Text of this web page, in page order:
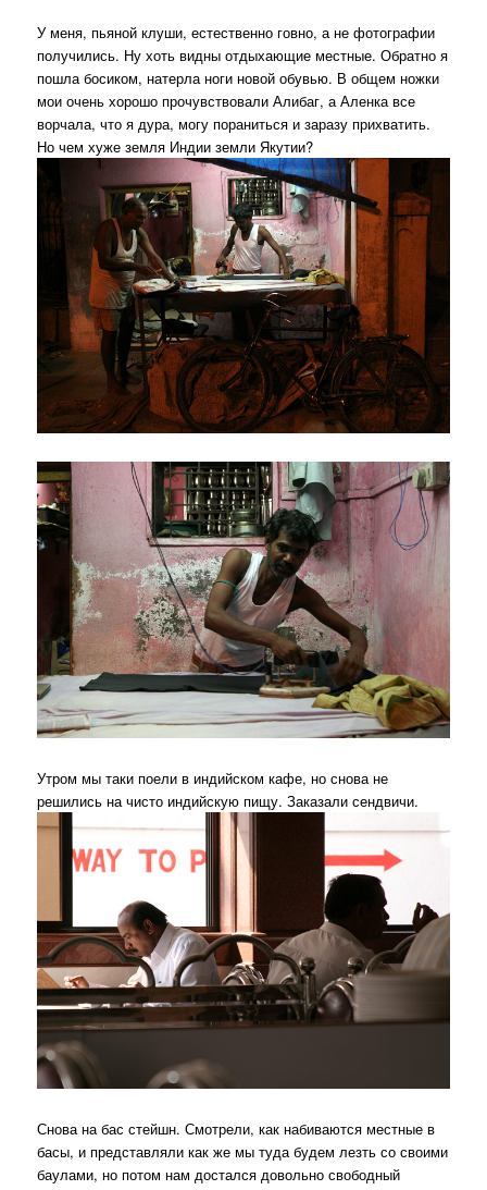
У меня, пьяной клуши, естественно говно, а не фотографии
получились. Ну хоть видны отдыхающие местные. Обратно я
пошла босиком, натерла ноги новой обувью. В общем ножки
мои очень хорошо прочувствовали Алибаг, а Аленка все
ворчала, что я дура, могу пораниться и заразу прихватить.
Но чем хуже земля Индии земли Якутии?
Утром мы таки поели в индийском кафе, но снова не
решились на чисто индийскую пищу. Заказали сендвичи.
Снова на бас стейшн. Смотрели, как набиваются местные в
басы, и представляли как же мы туда будем лезть со своими
баулами, но потом нам достался довольно свободный